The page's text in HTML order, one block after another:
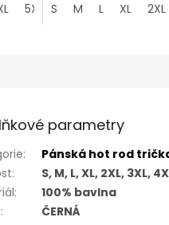
5XL
S
M L XL 2XL
parametry
:
Pánská hot rod
:
S, M, L, XL, 2XL, 3XL,
:
100% bavlna
: ČERNÁ